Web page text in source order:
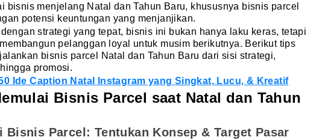
bisnis menjelang Natal dan Tahun Baru, khususnya bisnis parcel
potensi keuntungan yang menjanjikan.
strategi yang tepat, bisnis ini bukan hanya laku keras, tetapi
pelanggan loyal untuk musim berikutnya. Berikut tips
bisnis parcel Natal dan Tahun Baru dari sisi strategi,
promosi.
Ide Caption Natal Instagram yang Singkat, Lucu, & Kreatif
Bisnis Parcel saat Natal dan Tahun
Bisnis Parcel: Tentukan Konsep & Target Pasar